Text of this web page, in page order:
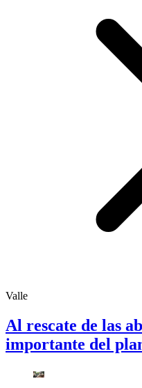
Valle
Al rescate de las
importante del